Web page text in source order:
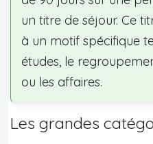
un titre de séjour. Ce
à un motif spécifique
études, le
ou les affaires.
Les grandes